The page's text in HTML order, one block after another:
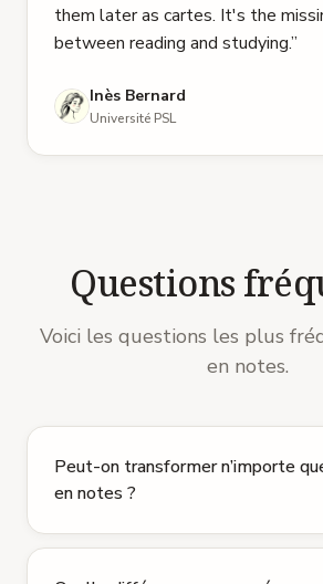
them later as cartes. It's the
between reading and studying.”
Inès Bernard
Université PSL
Questions
Voici les questions les plus
en notes.
Peut-on transformer n’importe
en notes ?